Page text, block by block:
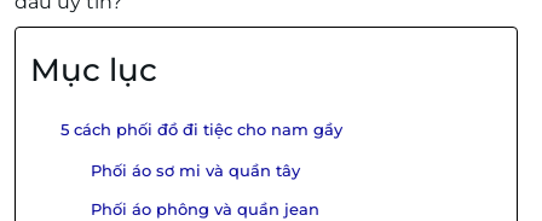
Mục lục
5 cách phối đồ đi tiệc cho nam gầy
Phối áo sơ mi và quần tây
Phối áo phông và quần jean